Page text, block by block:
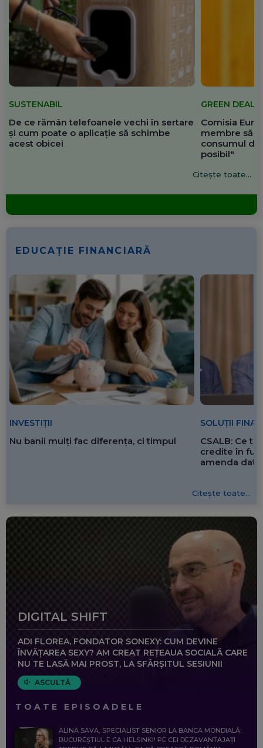
SUSTENABIL
De ce rămân telefoanele vechi în sertare
și cum poate o aplicație să schimbe
acest obicei
GREEN DEAL
Comisia
membre să
consumul de
posibil"
Citește toate...
EDUCAȚIE FINANCIARĂ
INVESTIȚII
Nu banii mulți fac diferența, ci timpul
SOLUȚII
CSALB: Ce
credite în
amenda
Citește toate...
DIGITAL SHIFT
ADI FLOREA, FONDATOR SONEXY: CUM DEVINE
ÎNVĂȚAREA SEXY? AM CREAT REȚEAUA SOCIALĂ CARE
NU TE LASĂ MAI PROST, LA SFÂRȘITUL SESIUNII
ASCULTĂ
TOATE EPISOADELE
ALINA SAVA, SPECIALIST SENIOR LA BANCA MONDIALĂ:
BUCUREȘTIUL E CA HELSINKI! PE CEI DEZAVANTAJAȚI